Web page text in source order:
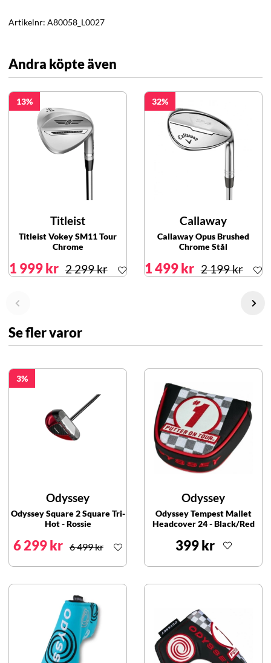
Artikelnr: A80058_L0027
Andra köpte även
13
Titleist
Titleist Vokey SM11 Tour
Chrome
1 999 kr 2 299 kr
32
Callaway
Callaway Opus Brushed
Chrome Stål
1 499 kr 2 199 kr
Se fler varor
3
Odyssey
Odyssey Square 2 Square Tri-
Hot - Rossie
6 299 kr 6 499 kr
Odyssey
Odyssey Tempest Mallet
Headcover 24 - Black/Red
399 kr